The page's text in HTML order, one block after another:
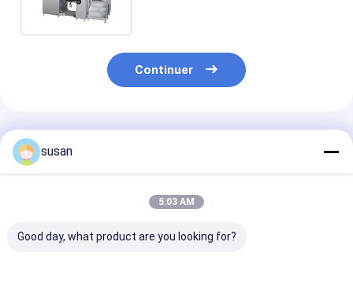
Continuer
Produits Recommandés
susan
5:03 AM
Good day, what product are you looking for?